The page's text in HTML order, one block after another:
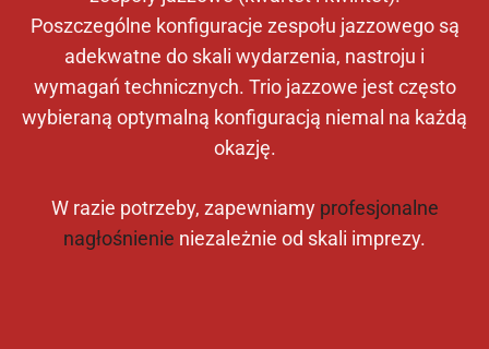
Poszczególne konfiguracje zespołu jazzowego są
adekwatne do skali wydarzenia, nastroju i
wymagań technicznych. Trio jazzowe jest często
wybieraną optymalną konfiguracją niemal na każdą
okazję.
W razie potrzeby, zapewniamy profesjonalne
nagłośnienie niezależnie od skali imprezy.